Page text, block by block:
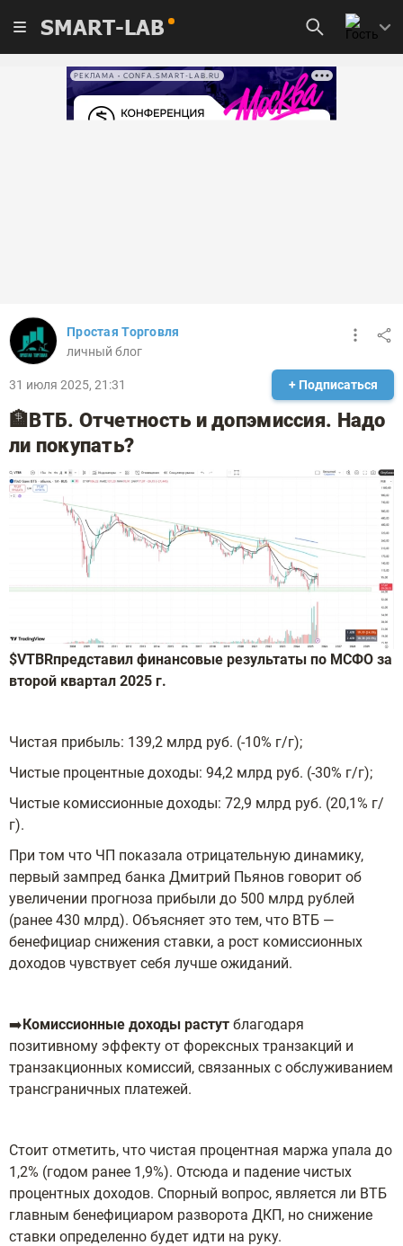
SMART-LAB
РЕКЛАМА • CONFA.SMART-LAB.RU
Простая Торговля
личный блог
31 июля 2025, 21:31 + Подписаться
🏦ВТБ. Отчетность и допэмиссия. Надо
ли покупать?
$VTBRпредставил финансовые результаты по МСФО за
второй квартал 2025 г.
Чистая прибыль: 139,2 млрд руб. (-10% г/г);
Чистые процентные доходы: 94,2 млрд руб. (-30% г/г);
Чистые комиссионные доходы: 72,9 млрд руб. (20,1% г/
г).
При том что ЧП показала отрицательную динамику,
первый зампред банка Дмитрий Пьянов говорит об
увеличении прогноза прибыли до 500 млрд рублей
(ранее 430 млрд). Объясняет это тем, что ВТБ —
бенефициар снижения ставки, а рост комиссионных
доходов чувствует себя лучше ожиданий.
➡️Комиссионные доходы растут благодаря
позитивному эффекту от форексных транзакций и
транзакционных комиссий, связанных с обслуживанием
трансграничных платежей.
Стоит отметить, что чистая процентная маржа упала до
1,2% (годом ранее 1,9%). Отсюда и падение чистых
процентных доходов. Спорный вопрос, является ли ВТБ
главным бенефициаром разворота ДКП, но снижение
ставки определенно будет идти на руку.